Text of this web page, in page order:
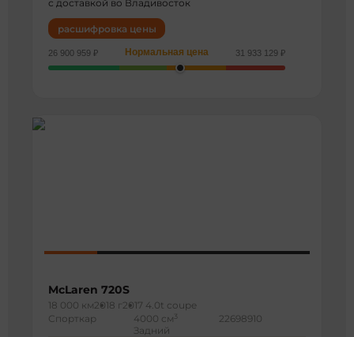
с доставкой во Владивосток
расшифровка цены
26 900 959 ₽ Нормальная цена 31 933 129 ₽
McLaren 720S
18 000 км2018 г 2017 4.0t coupe
Спорткар
4000 см 3
Задний
22698910